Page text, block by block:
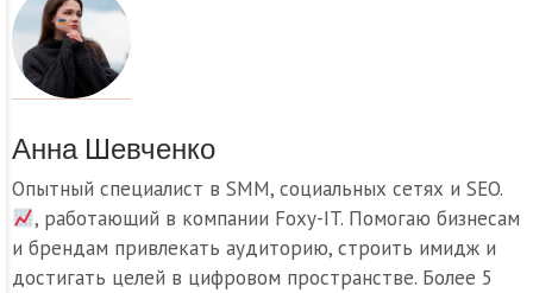
Анна Шевченко
Опытный специалист в SMM, социальных сетях и SEO.
, работающий в компании Foxy-IT. Помогаю бизнесам
и брендам привлекать аудиторию, строить имидж и
достигать целей в цифровом пространстве. Более 5